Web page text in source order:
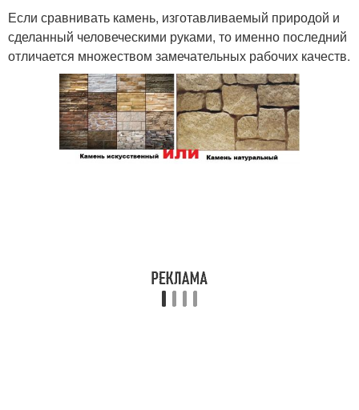
Если сравнивать камень, изготавливаемый природой и
сделанный человеческими руками, то именно последний
отличается множеством замечательных рабочих качеств.